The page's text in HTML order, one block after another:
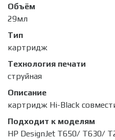
Объём
29мл
Тип
картридж
Технология печати
струйная
Описание
картридж Hi-Black
Подходит к моделям
HP DesignJet T650/ T630/